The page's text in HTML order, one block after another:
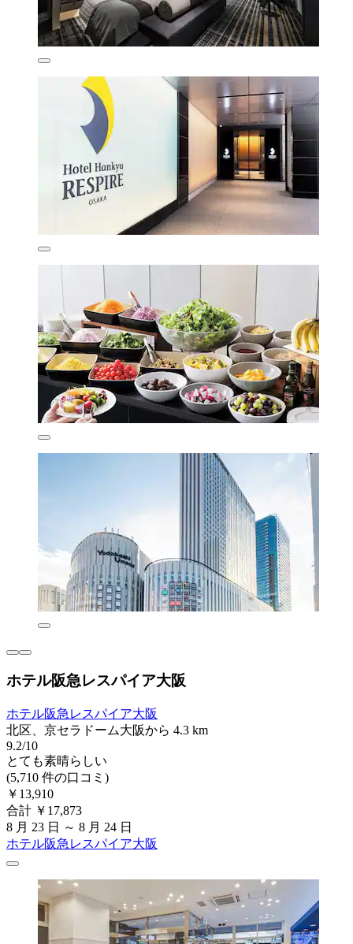
ホテル阪急レスパイア大阪
ホテル阪急レスパイア大阪
北区、京セラドーム大阪から 4.3 km
9.2/10
とても素晴らしい
(5,710 件の口コミ)
￥13,910
合計 ￥17,873
8 月 23 日 ～ 8 月 24 日
ホテル阪急レスパイア大阪